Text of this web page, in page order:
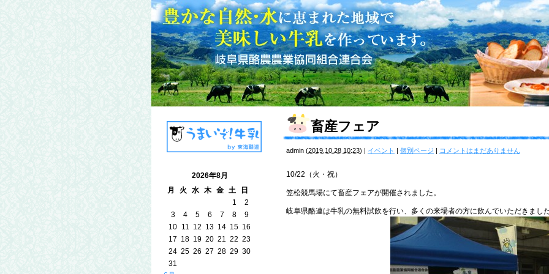
畜産フェア
admin (2019.10.28 10:23) | イベント | 個別ページ | コメントはまだありません
10/22（火・祝）
笠松競馬場にて畜産フェアが開催されました。
岐阜県酪連は牛乳の無料試飲を行い、多くの来場者の方に飲んでいただきまし
2026年8月
月
火 水 木 金 土
日
1
2
3
4 5 6 7 8
9
10 11 12 13 14 15 16
17 18 19 20 21 22 23
24 25 26 27 28 29 30
31